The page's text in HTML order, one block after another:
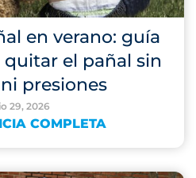
en verano: guía
el pañal sin
presiones
29, 2026
COMPLETA